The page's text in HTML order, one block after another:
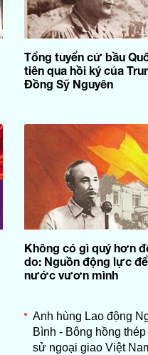
Tổng tuyển cử bầu
tiên qua hồi ký của
Đồng Sỹ Nguyên
Không có gì quý hơn
do: Nguồn động lực
nước vươn mình
Anh hùng Lao động
Bình - Bông hồng
sử ngoại giao Việt